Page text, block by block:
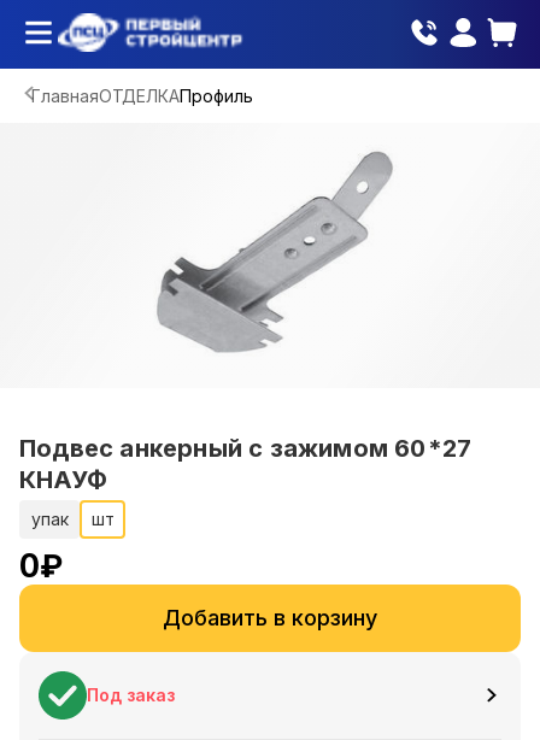
ГлавнаяОТДЕЛКАПрофиль
Подвес анкерный с зажимом 60*27
КНАУФ
упак шт
0₽
Добавить в корзину
Под заказ